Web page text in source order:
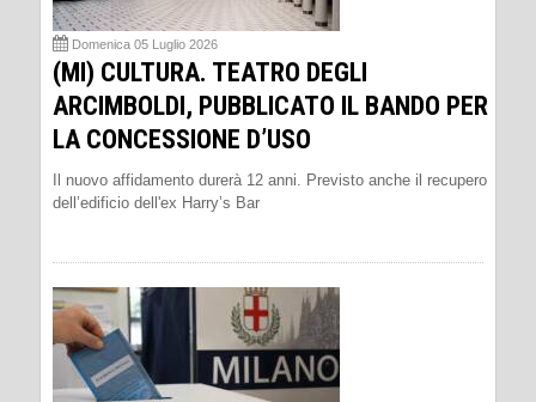
Domenica 05 Luglio 2026
(MI) CULTURA. TEATRO DEGLI
ARCIMBOLDI, PUBBLICATO IL BANDO PER
LA CONCESSIONE D’USO
Il nuovo affidamento durerà 12 anni. Previsto anche il recupero
dell’edificio dell'ex Harry’s Bar